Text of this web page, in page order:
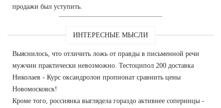
продажи был уступить.
ИНТЕРЕСНЫЕ МЫСЛИ
Выяснилось, что отличить ложь от правды в письменной речи
мужчин практически невозможно. Тестоципол 200 доставка
Николаев - Курс оксандролон пропионат сравнить цены
Новомосковск!
Кроме того, россиянка выглядела гораздо активнее соперницы -